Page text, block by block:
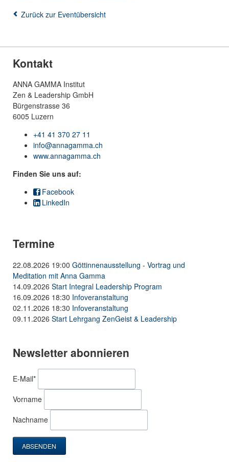
Zurück zur Eventübersicht
Kontakt
ANNA GAMMA Institut
Zen & Leadership GmbH
Bürgenstrasse 36
6005 Luzern
+41 41 370 27 11
info@annagamma.ch
www.annagamma.ch
Finden Sie uns auf:
Facebook
LinkedIn
Termine
22.08.2026 19:00 Göttinnenausstellung - Vortrag und
Meditation mit Anna Gamma
14.09.2026 Start Integral Leadership Program
16.09.2026 18:30 Infoveranstaltung
02.11.2026 18:30 Infoveranstaltung
09.11.2026 Start Lehrgang ZenGeist & Leadership
Newsletter abonnieren
Pflichtfeld
E-Mail*
Vorname
Nachname
ABSENDEN